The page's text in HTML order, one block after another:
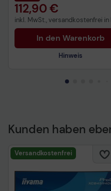
112,90 €
inkl. MwSt., versandkostenfrei in
In den Warenkorb
Hinweis
Kunden haben
Versandkostenfrei